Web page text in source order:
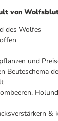
von
des Wolfes
und
Beuteschema